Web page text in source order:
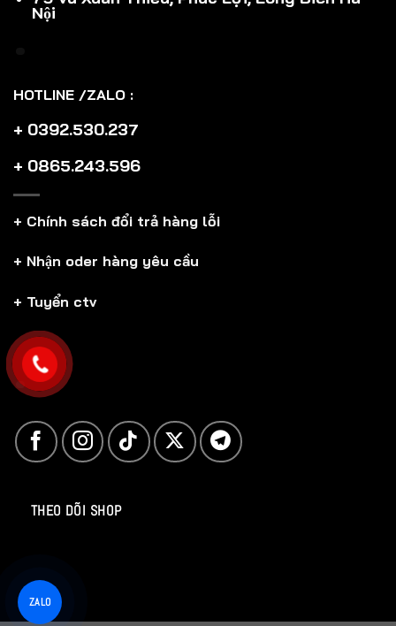
Nội
HOTLINE /ZALO :
+ 0392.530.237
+ 0865.243.596
+ Chính sách đổi trả hàng lỗi
+ Nhận oder hàng yêu cầu
+ Tuyển ctv
THEO DÕI SHOP
ZALO